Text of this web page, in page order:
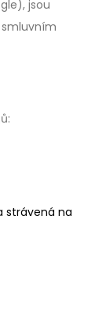
jsou
smluvním
strávená na